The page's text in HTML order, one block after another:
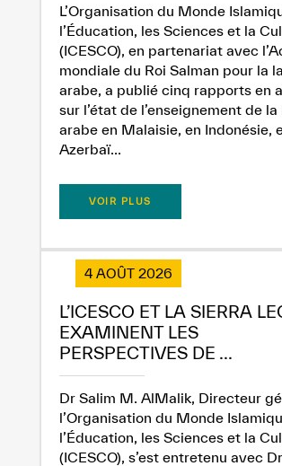
L’Organisation du Monde
l’Éducation, les Sciences et la
(ICESCO), en partenariat avec
mondiale du Roi Salman pour la
arabe, a publié cinq rapports en
sur l’état de l’enseignement de
arabe en Malaisie, en Indonésie,
Azerbaï...
VOIR PLUS
4 AOÛT 2026
L’ICESCO ET LA SIERRA
EXAMINENT LES
PERSPECTIVES DE ...
Dr Salim M. AlMalik, Directeur
l’Organisation du Monde
l’Éducation, les Sciences et la
(ICESCO), s’est entretenu avec